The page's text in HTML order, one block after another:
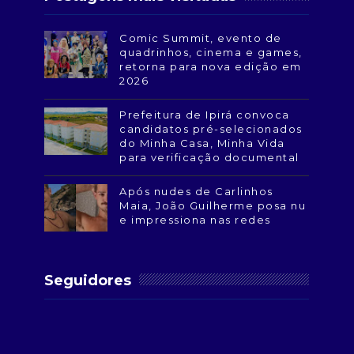
Comic Summit, evento de
quadrinhos, cinema e games,
retorna para nova edição em
2026
Prefeitura de Ipirá convoca
candidatos pré-selecionados
do Minha Casa, Minha Vida
para verificação documental
Após nudes de Carlinhos
Maia, João Guilherme posa nu
e impressiona nas redes
Seguidores